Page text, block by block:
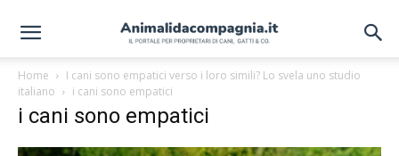
Home
I cani sono empatici verso i loro simili? Lo svela uno studio
italiano
i cani sono empatici
i cani sono empatici